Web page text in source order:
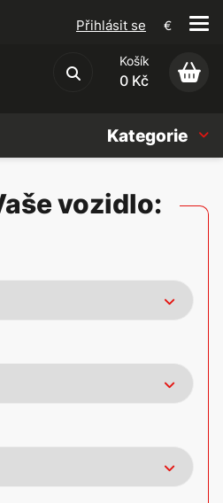
Obchodní podmínky
Přihlásit se €
Košík
0 Kč
Kategorie
Americké vozy
vozidlo: